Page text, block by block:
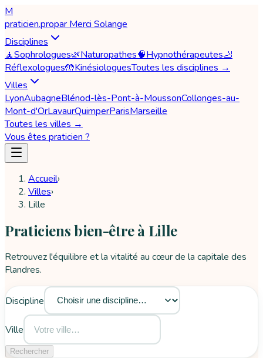
M
praticien.propar Merci Solange
Disciplines
🧘Sophrologues🌿Naturopathes🧠Hypnothérapeutes🦶
Réflexologues🤲KinésiologuesToutes les disciplines →
Villes
LyonAubagneBlénod-lès-Pont-à-MoussonCollonges-au-
Mont-d'OrLavaurQuimperParisMarseille
Toutes les villes →
Vous êtes praticien ?
Accueil›
Villes›
Lille
Praticiens bien-être à Lille
Retrouvez l'équilibre et la vitalité au cœur de la capitale des
Flandres.
Discipline
Ville
Rechercher